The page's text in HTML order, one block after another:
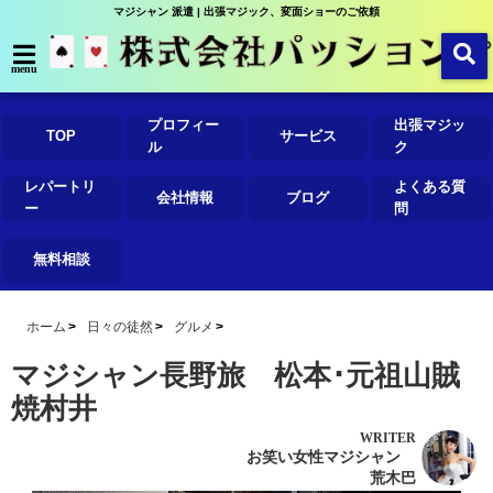
マジシャン 派遣 | 出張マジック、変面ショーのご依頼
menu
TOP
プロフィー
ル
サービス
出張マジッ
ク
レパートリ
ー
会社情報 ブログ
よくある質
問
無料相談
ホーム 日々の徒然 グルメ
マジシャン長野旅 松本･元祖山賊
焼村井
WRITER
お笑い女性マジシャン
荒木巴